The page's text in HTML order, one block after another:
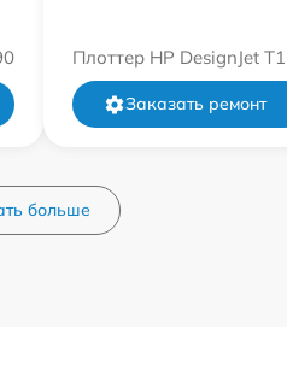
Плоттер HP DesignJet
Заказать ремонт
больше